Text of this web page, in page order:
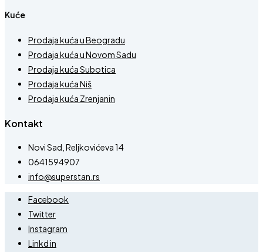
Kuće
Prodaja kuća u Beogradu
Prodaja kuća u Novom Sadu
Prodaja kuća Subotica
Prodaja kuća Niš
Prodaja kuća Zrenjanin
Kontakt
Novi Sad, Reljkovićeva 14
0641594907
info@superstan.rs
Facebook
Twitter
Instagram
Linkd in